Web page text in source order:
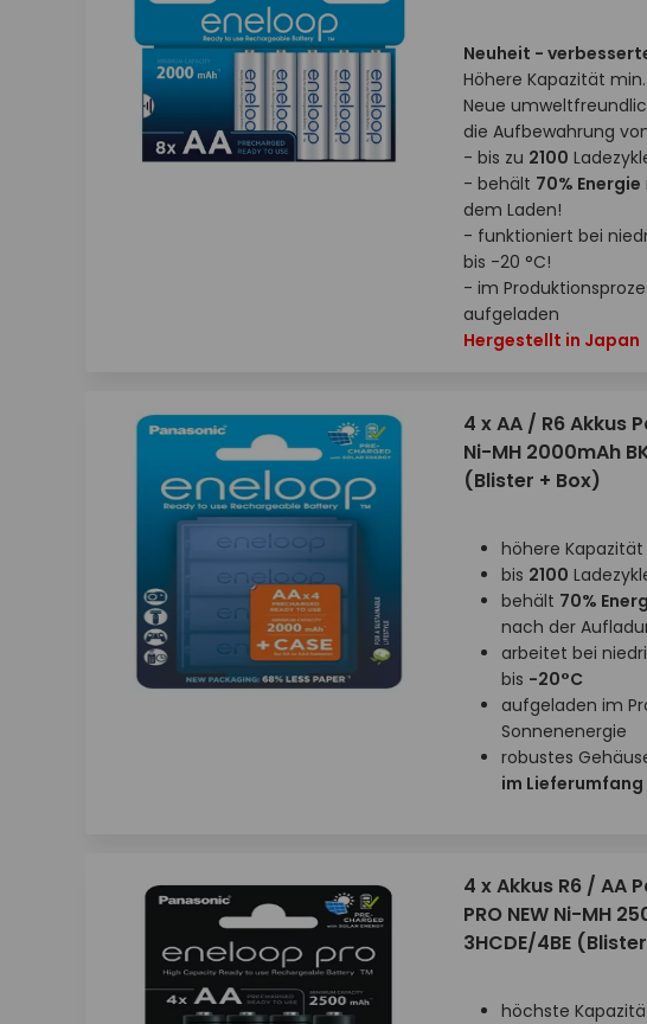
Neuheit -
Höhere Kapazität
Neue
die Aufbewahrung
- bis zu 2100
- behält 70% Energie
dem Laden!
- funktioniert bei
bis -20 °C!
- im
aufgeladen
Hergestellt in Japan
4 x AA / R6 Akkus
Ni-MH 2000mAh
(Blister + Box)
höhere
bis 2100
behält 70%
nach der
arbeitet bei
bis -20°C
aufgeladen im
Sonnenenergie
robustes
im
4 x Akkus R6 / AA
PRO NEW Ni-MH
3HCDE/4BE
höchste